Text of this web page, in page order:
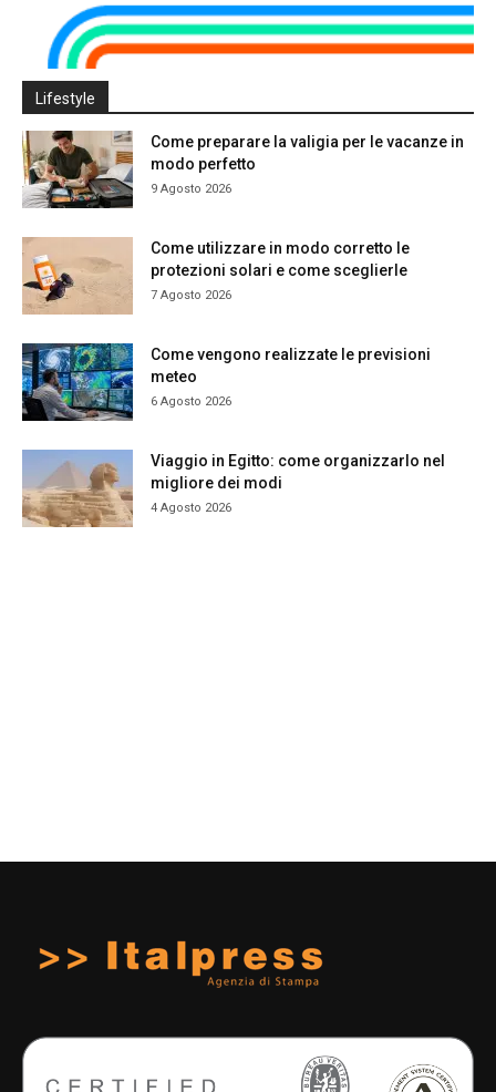
Lifestyle
Come preparare la valigia per le vacanze in
modo perfetto
9 Agosto 2026
Come utilizzare in modo corretto le
protezioni solari e come sceglierle
7 Agosto 2026
Come vengono realizzate le previsioni
meteo
6 Agosto 2026
Viaggio in Egitto: come organizzarlo nel
migliore dei modi
4 Agosto 2026